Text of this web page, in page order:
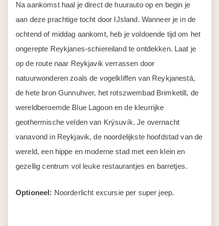
Na aankomst haal je direct de huurauto op en begin je
aan deze prachtige tocht door IJsland. Wanneer je in de
ochtend of middag aankomt, heb je voldoende tijd om het
ongerepte Reykjanes-schiereiland te ontdekken. Laat je
op de route naar Reykjavik verrassen door
natuurwonderen zoals de vogelkliffen van Reykjanestá,
de hete bron Gunnuhver, het rotszwembad Brimketill, de
wereldberoemde Blue Lagoon en de kleurrijke
geothermische velden van Krýsuvík. Je overnacht
vanavond in Reykjavik, de noordelijkste hoofdstad van de
wereld, een hippe en moderne stad met een klein en
gezellig centrum vol leuke restaurantjes en barretjes.
Optioneel: Noorderlicht excursie per super jeep.